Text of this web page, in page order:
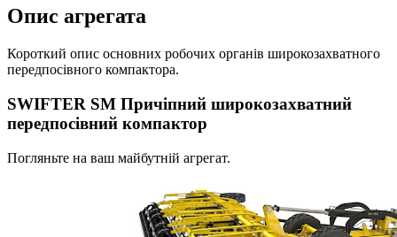
Oпис агрегата
Короткий опис основних робочих органів широкозахватного
передпосівного компактора.
SWIFTER SM Причіпний широкозахватний
передпосівний компактор
Погляньте на ваш майбутній агрегат.